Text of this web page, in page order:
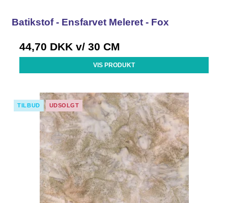
Batikstof - Ensfarvet Meleret - Fox
44,70 DKK v/ 30 CM
VIS PRODUKT
TILBUD UDSOLGT